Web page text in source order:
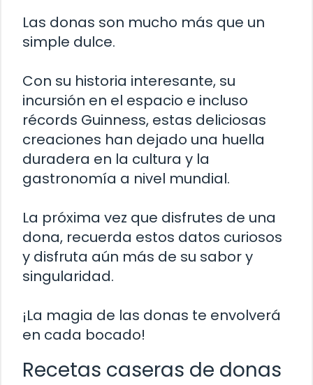
Las donas son mucho más que un
simple dulce.
Con su historia interesante, su
incursión en el espacio e incluso
récords Guinness, estas deliciosas
creaciones han dejado una huella
duradera en la cultura y la
gastronomía a nivel mundial.
La próxima vez que disfrutes de una
dona, recuerda estos datos curiosos
y disfruta aún más de su sabor y
singularidad.
¡La magia de las donas te envolverá
en cada bocado!
Recetas caseras de donas